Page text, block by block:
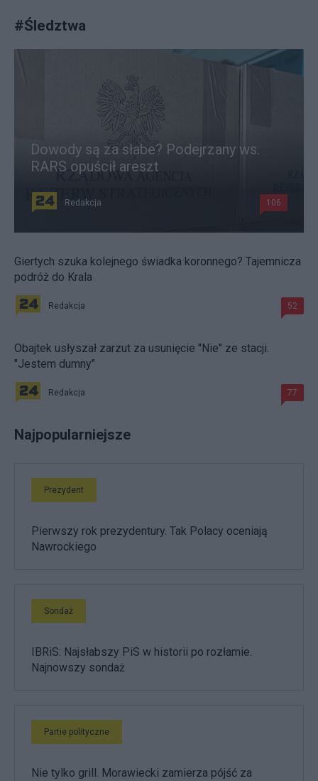
#Śledztwa
Dowody są za słabe? Podejrzany ws.
RARS opuścił areszt
Redakcja 106
Giertych szuka kolejnego świadka koronnego? Tajemnicza
podróż do Krala
Redakcja 52
Obajtek usłyszał zarzut za usunięcie "Nie" ze stacji.
"Jestem dumny"
Redakcja 77
Najpopularniejsze
Prezydent
Pierwszy rok prezydentury. Tak Polacy oceniają
Nawrockiego
Sondaż
IBRiS: Najsłabszy PiS w historii po rozłamie.
Najnowszy sondaż
Partie polityczne
Nie tylko grill. Morawiecki zamierza pójść za